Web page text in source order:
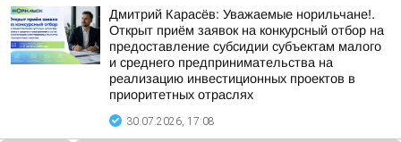
Дмитрий Карасёв: Уважаемые норильчане!.
Открыт приём заявок на конкурсный отбор на
предоставление субсидии субъектам малого
и среднего предпринимательства на
реализацию инвестиционных проектов в
приоритетных отраслях
30.07.2026, 17:08